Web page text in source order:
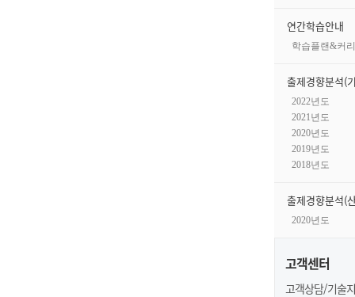
연간학습안내
학습플랜&커
출제경향분석(
2022년도
2021년도
2020년도
2019년도
2018년도
출제경향분석(
2020년도
고객센터
고객상담/기술